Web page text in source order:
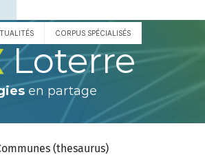
CORPUS SPÉCIALISÉS
Loterre
en partage
(thesaurus)